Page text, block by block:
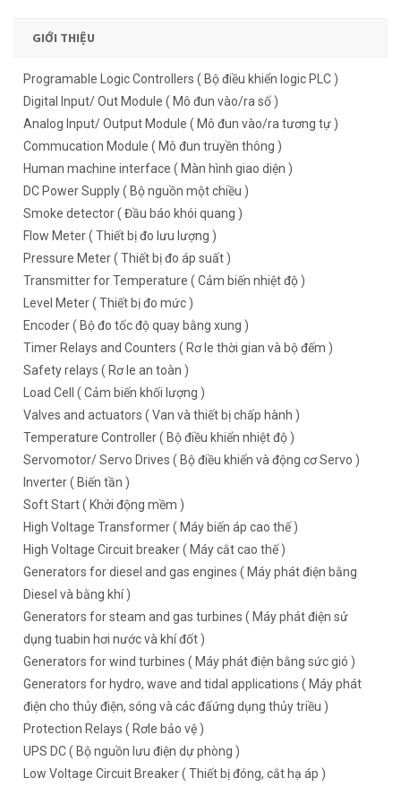
GIỚI THIỆU
Programable Logic Controllers ( Bộ điều khiển logic PLC )
Digital Input/ Out Module ( Mô đun vào/ra số )
Analog Input/ Output Module ( Mô đun vào/ra tương tự )
Commucation Module ( Mô đun truyền thông )
Human machine interface ( Màn hình giao diện )
DC Power Supply ( Bộ nguồn một chiều )
Smoke detector ( Đầu báo khói quang )
Flow Meter ( Thiết bị đo lưu lượng )
Pressure Meter ( Thiết bị đo áp suất )
Transmitter for Temperature ( Cảm biến nhiệt độ )
Level Meter ( Thiết bị đo mức )
Encoder ( Bộ đo tốc độ quay bằng xung )
Timer Relays and Counters ( Rơ le thời gian và bộ đếm )
Safety relays ( Rơ le an toàn )
Load Cell ( Cảm biến khối lượng )
Valves and actuators ( Van và thiết bị chấp hành )
Temperature Controller ( Bộ điều khiển nhiệt độ )
Servomotor/ Servo Drives ( Bộ điều khiển và động cơ Servo )
Inverter ( Biến tần )
Soft Start ( Khởi động mềm )
High Voltage Transformer ( Máy biến áp cao thế )
High Voltage Circuit breaker ( Máy cắt cao thế )
Generators for diesel and gas engines ( Máy phát điện bằng
Diesel và bằng khí )
Generators for steam and gas turbines ( Máy phát điện sử
dụng tuabin hơi nước và khí đốt )
Generators for wind turbines ( Máy phát điện bằng sức gió )
Generators for hydro, wave and tidal applications ( Máy phát
điện cho thủy điện, sóng và các đấứng dụng thủy triều )
Protection Relays ( Rơle bảo vệ )
UPS DC ( Bộ nguồn lưu điện dự phòng )
Low Voltage Circuit Breaker ( Thiết bị đóng, cắt hạ áp )